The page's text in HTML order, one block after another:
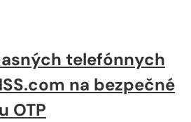
telefónnych
na bezpečné
OTP